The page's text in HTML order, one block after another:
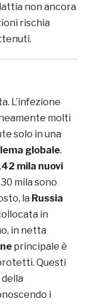
non ancora
rischia
L’infezione
molti
solo in una
globale.
mila nuovi
mila sono
la Russia
in
in netta
principale è
Questi
i